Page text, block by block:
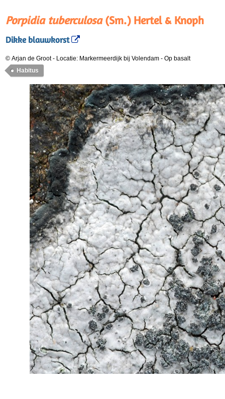
Porpidia tuberculosa(Sm.) Hertel & Knoph
Dikke blauwkorst
© Arjan de Groot- Locatie: Markermeerdijk bij Volendam - Op basalt
Habitus